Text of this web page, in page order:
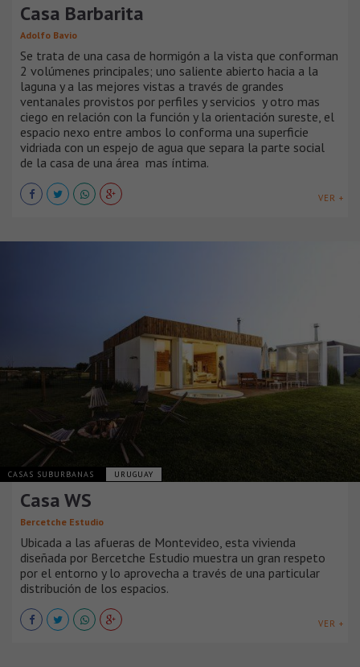
Casa Barbarita
Adolfo Bavio
Se trata de una casa de hormigón a la vista que conforman
2 volúmenes principales; uno saliente abierto hacia a la
laguna y a las mejores vistas a través de grandes
ventanales provistos por perfiles y servicios y otro mas
ciego en relación con la función y la orientación sureste, el
espacio nexo entre ambos lo conforma una superficie
vidriada con un espejo de agua que separa la parte social
de la casa de una área mas íntima.
VER +
CASAS SUBURBANAS URUGUAY
Casa WS
Bercetche Estudio
Ubicada a las afueras de Montevideo, esta vivienda
diseñada por Bercetche Estudio muestra un gran respeto
por el entorno y lo aprovecha a través de una particular
distribución de los espacios.
VER +